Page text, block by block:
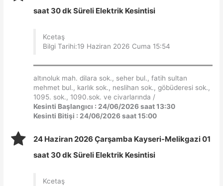
saat 30 dk Süreli Elektrik Kesintisi
Kcetaş
Bilgi Tarihi:19 Haziran 2026 Cuma 15:54
altınoluk mah. dilara sok., seher bul., fatih sultan
mehmet bul., karlık sok., neslihan sok., göbüderesi sok.,
1095. sok., 1090.sok. ve civarlarında /
Kesinti Başlangıcı : 24/06/2026 saat 13:30
Kesinti Bitişi : 24/06/2026 saat 15:00
24 Haziran 2026 Çarşamba Kayseri-Melikgazi 01
saat 30 dk Süreli Elektrik Kesintisi
Kcetaş